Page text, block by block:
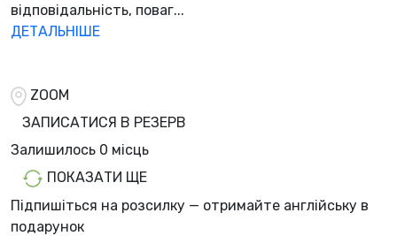
відповідальність, поваг...
ДЕТАЛЬНІШЕ
ZOOM
ЗАПИСАТИСЯ В РЕЗЕРВ
Залишилось 0 місць
ПОКАЗАТИ ЩЕ
Підпишіться на розсилку — отримайте англійську в
подарунок